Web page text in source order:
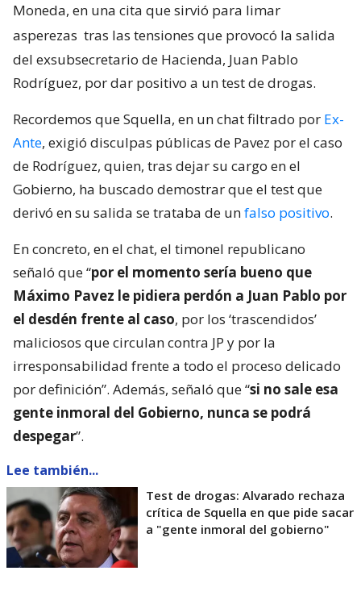
Moneda, en una cita que sirvió para limar
asperezas tras las tensiones que provocó la salida
del exsubsecretario de Hacienda, Juan Pablo
Rodríguez, por dar positivo a un test de drogas.
Recordemos que Squella, en un chat filtrado por Ex-
Ante, exigió disculpas públicas de Pavez por el caso
de Rodríguez, quien, tras dejar su cargo en el
Gobierno, ha buscado demostrar que el test que
derivó en su salida se trataba de unfalso positivo.
En concreto, en el chat, el timonel republicano
señaló que “por el momento sería bueno que
Máximo Pavez le pidiera perdón a Juan Pablo por
el desdén frente al caso, por los ‘trascendidos’
maliciosos que circulan contra JP y por la
irresponsabilidad frente a todo el proceso delicado
por definición”. Además, señaló que “si no sale esa
gente inmoral del Gobierno, nunca se podrá
despegar”.
Lee también...
Test de drogas: Alvarado rechaza
crítica de Squella en que pide sacar
a "gente inmoral del gobierno"